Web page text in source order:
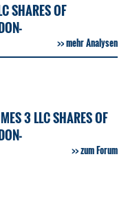
SHARES OF
mehr Analysen
3 LLC SHARES OF
zum Forum